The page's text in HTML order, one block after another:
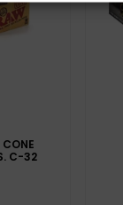
CONE
C-32